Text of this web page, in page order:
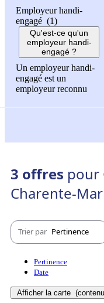
Employeur handi-
engagé (1)
Qu'est-ce qu'un
employeur handi-
engagé ?
Un employeur handi-
engagé est un
employeur reconnu
3 offres pour
Charente-
Trier par Pertinence
Pertinence
Date
Afficher la carte